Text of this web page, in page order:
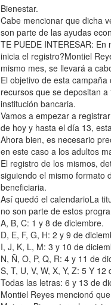
Bienestar.
Cabe mencionar que dicha
son parte de las ayudas
TE PUEDE INTERESAR:
inicia el registro?Montiel
mismo mes, se llevará a
El objetivo de esta
recursos que se depositan
institución bancaria.
Vamos a empezar a
de hoy y hasta el día 13,
Ahora bien, es necesario
en este caso a los adultos
El registro de los mismos,
siguiendo el mismo formato
beneficiaria.
Así quedó el calendarioLa
no son parte de estos
A, B, C: 1 y 8 de diciembre.
D, E, F, G, H: 2 y 9 de
I, J, K, L, M: 3 y 10 de
N, Ñ, O, P, Q, R: 4 y 11 de
S, T, U, V, W, X, Y, Z: 5 Y 12
Todas las letras: 6 y 13 de
Montiel Reyes mencionó